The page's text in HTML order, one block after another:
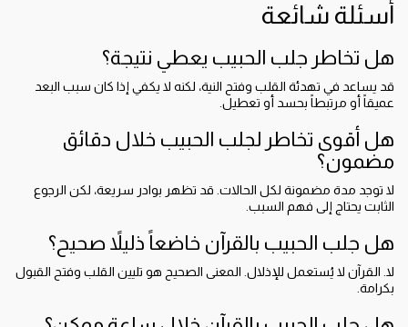
أسئلة شائعة
هل تخاطر جلب الحبيب يعطي نتيجة؟
قد يساعد في تهدئة القلب وفتح النية، لكنه لا يكفي إذا كان سبب البعد
عميقاً أو مرتبطاً بحسد أو تعطيل.
هل أقوى تخاطر لجلب الحبيب خلال دقائق
مضمون؟
لا توجد مدة مضمونة لكل الحالات. قد تظهر بوادر سريعة، لكن الرجوع
الثابت يحتاج إلى فهم السبب.
هل جلب الحبيب بالقرآن خاضعاً ذليلاً صحيح؟
لا. القرآن لا يُستعمل للإذلال. المعنى الصحيح هو تليين القلب وفتح القبول
بكرامة.